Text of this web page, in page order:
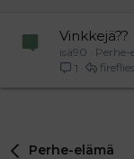
Vinkkejä??
isä90
Perhe-
1
fireflies
Perhe-elämä